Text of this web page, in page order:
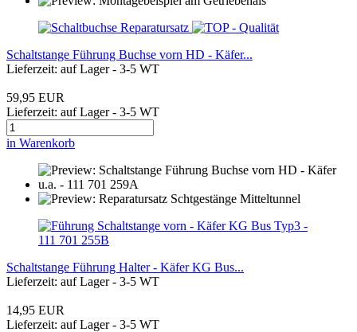
Schaltstange Führung Buchse vorn HD - Käfer...
Lieferzeit: auf Lager - 3-5 WT
59,95 EUR
Lieferzeit: auf Lager - 3-5 WT
in Warenkorb
Schaltstange Führung Halter - Käfer KG Bus...
Lieferzeit: auf Lager - 3-5 WT
14,95 EUR
Lieferzeit: auf Lager - 3-5 WT